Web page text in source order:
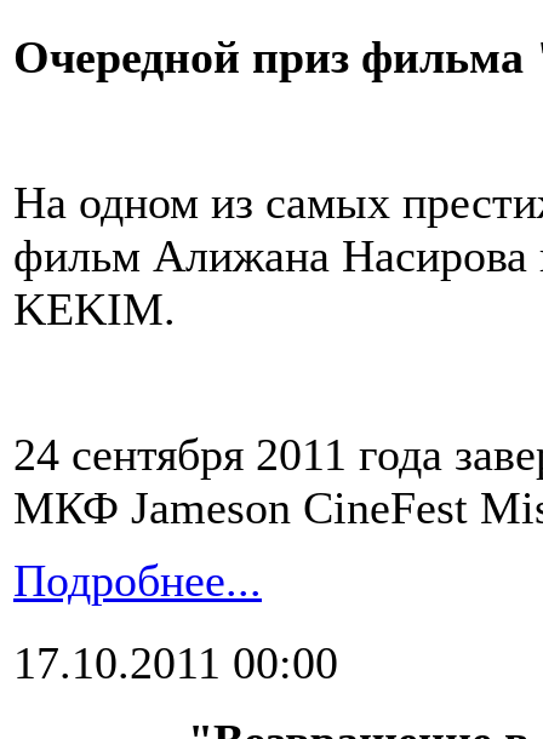
Очередной приз
На одном из самых
фильм Алижана Насирова
KEKIM.
24 сентября 2011 года
МКФ Jameson CineFest
Подробнее...
17.10.2011 00:00